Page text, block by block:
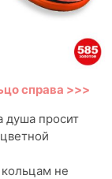
справа >>>
душа просит
не